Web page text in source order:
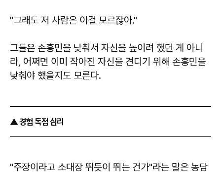
"그래도 저 사람은 이걸 모르잖아."
그들은 손흥민을 낮춰서 자신을 높이려 했던 게 아니
라, 어쩌면 이미 작아진 자신을 견디기 위해 손흥민을
낮춰야 했을지도 모른다.
▲ 경험 독점 심리
"주장이라고 소대장 뛰듯이 뛰는 건가"라는 말은 농담